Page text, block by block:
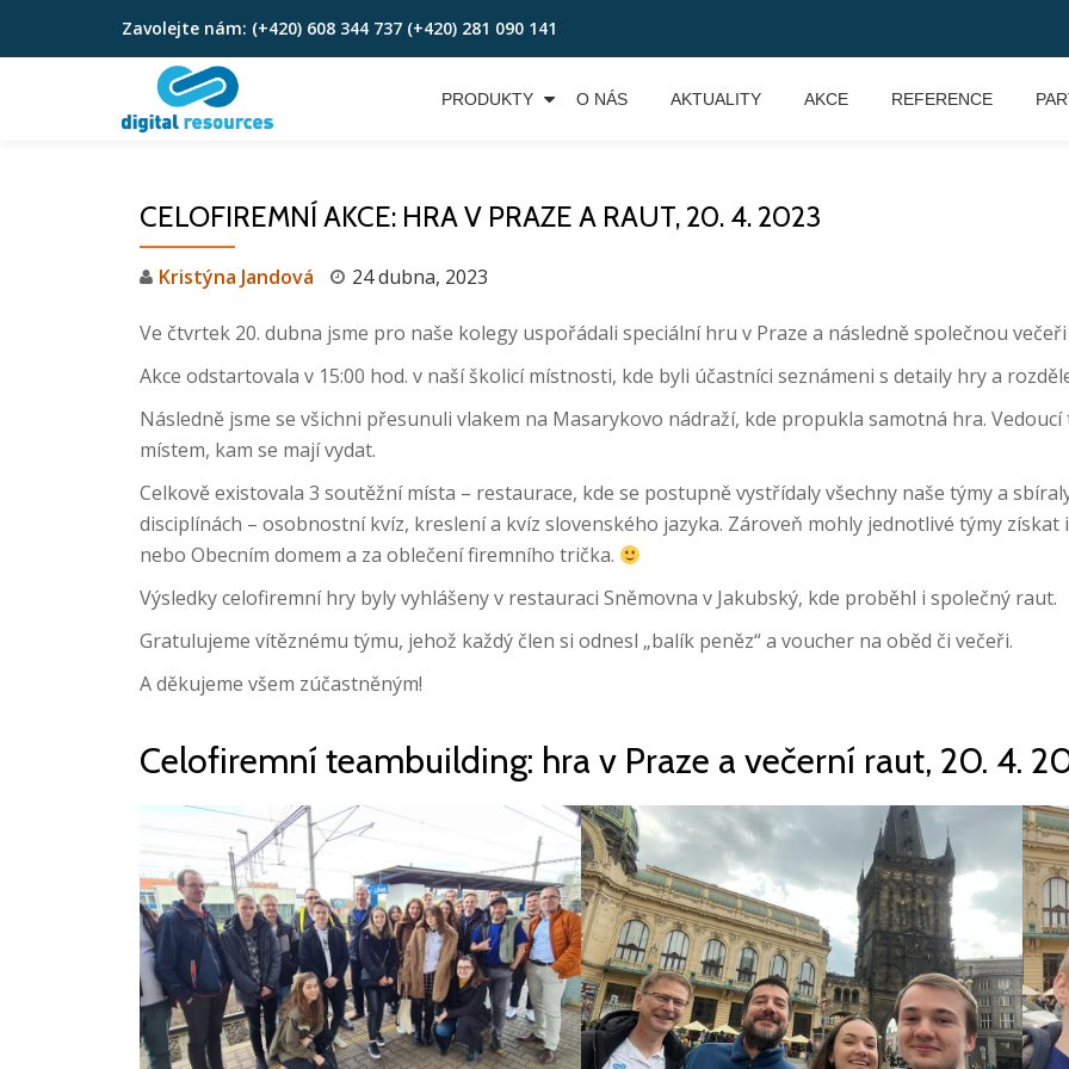
Skip
Zavolejte nám: (+420) 608 344 737 (+420) 281 090 141
PRODUKTY O NÁS AKTUALITY AKCE REFERENCE
CELOFIREMNÍ AKCE: HRA V PRAZE A RAUT, 20. 4. 2023
Kristýna Jandová 24 dubna, 2023
Ve čtvrtek 20. dubna jsme pro naše kolegy uspořádali speciální hru v Praze a následně společnou
Akce odstartovala v 15:00 hod. v naší školicí místnosti, kde byli účastníci seznámeni s detaily hry a
Následně jsme se všichni přesunuli vlakem na Masarykovo nádraží, kde propukla samotná hra.
místem, kam se mají vydat.
Celkově existovala 3 soutěžní místa – restaurace, kde se postupně vystřídaly všechny naše týmy a
disciplínách – osobnostní kvíz, kreslení a kvíz slovenského jazyka. Zároveň mohly jednotlivé týmy
nebo Obecním domem a za oblečení firemního trička.
Výsledky celofiremní hry byly vyhlášeny v restauraci Sněmovna v Jakubský, kde proběhl i společný raut.
Gratulujeme vítěznému týmu, jehož každý člen si odnesl „balík peněz“ a voucher na oběd či večeři.
A děkujeme všem zúčastněným!
Celofiremní teambuilding: hra v Praze a večerní raut, 20. 4.